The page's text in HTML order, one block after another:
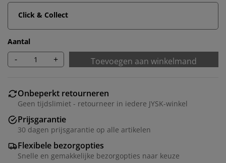
Click & Collect
Aantal
- + Toevoegen aan winkelmand
Onbeperkt retourneren
Geen tijdslimiet - retourneer in iedere JYSK-winkel
Prijsgarantie
30 dagen prijsgarantie op alle artikelen
Flexibele bezorgopties
Snelle en gemakkelijke bezorgopties naar keuze